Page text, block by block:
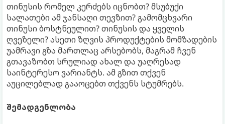
თინუსის რომელ კერძებს იცნობთ? მსუბუქი
სალათები ამ ჯანსაღი თევზით? გამომცხვარი
თინუსი ბოსტნეულით? თინუსის და ყველის
ღვეზელი? ასეთი ზღვის პროდუქტების მომზადების
უამრავი გზა მართლაც არსებობს, მაგრამ ჩვენ
გთავაზობთ სრულიად ახალ და უაღრესად
საინტერესო ვარიანტს. ამ გზით თქვენ
აუცილებლად გააოცებთ თქვენს სტუმრებს.
შემადგენლობა